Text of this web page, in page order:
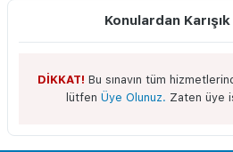
Konulardan
DİKKAT! Bu sınavın tüm
lütfen Üye Olunuz. Zaten üye